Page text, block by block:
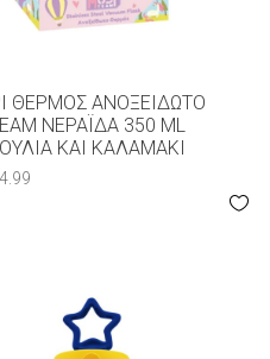
ΘΕΡΜΌΣ ΑΝΟΞΕΊΔΩΤΟ
ΝΕΡΆΪΔΑ 350 ML
ΚΑΙ ΚΑΛΑΜΆΚΙ